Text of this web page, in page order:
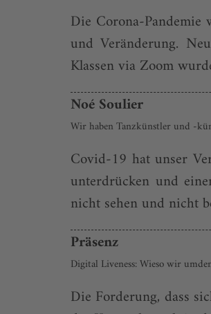
Die Corona-
und Veränderung.
Klassen via Zoom
Noé Soulier
Wir haben Tanzkünstler und -
Covid-19 hat unser
unterdrücken und
nicht sehen und nicht
Präsenz
Digital Liveness: Wieso wir
Die Forderung, dass